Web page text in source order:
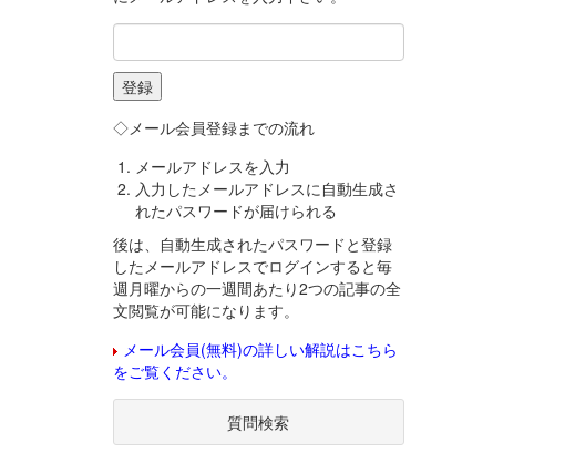
◇メール会員登録までの流れ
メールアドレスを入力
入力したメールアドレスに自動生成さ
れたパスワードが届けられる
後は、自動生成されたパスワードと登録
したメールアドレスでログインすると毎
週月曜からの一週間あたり2つの記事の全
文閲覧が可能になります。
メール会員(無料)の詳しい解説はこちら
をご覧ください。
質問検索